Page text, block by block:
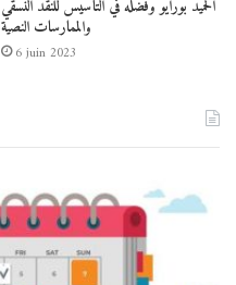
الحميد بورايو وفضله في التأسيس للنقد النسقي
والممارسات النصية
6 juin 2023